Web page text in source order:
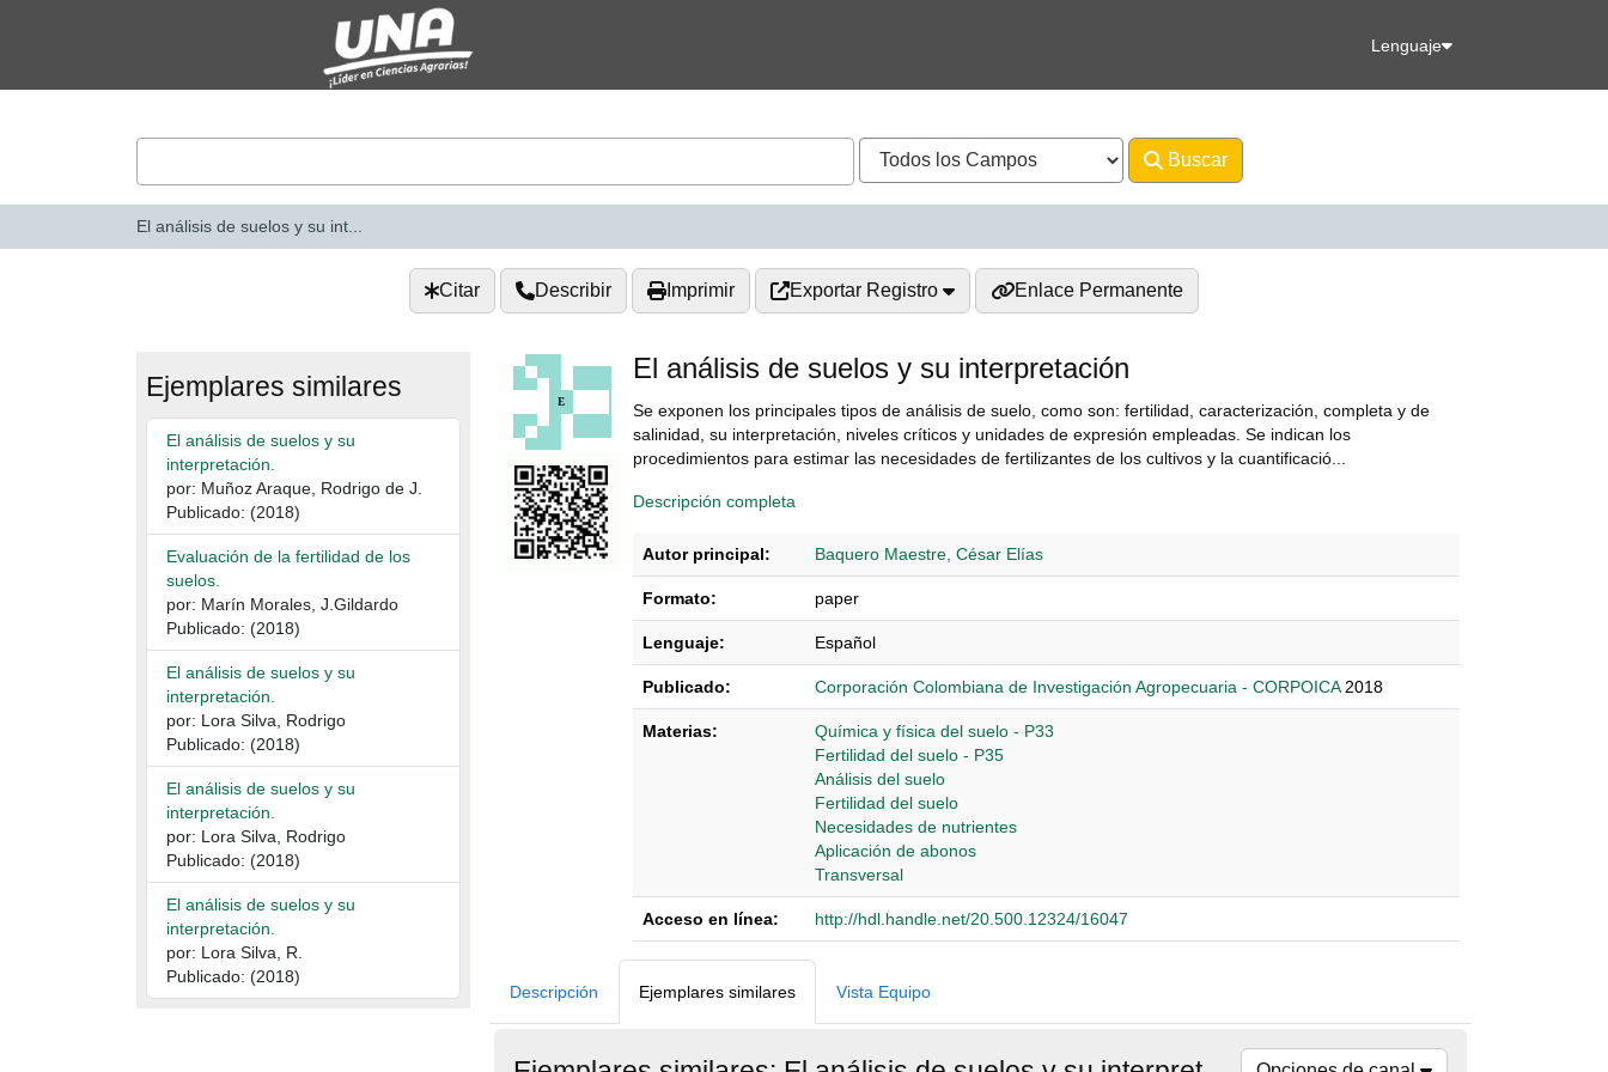
Lenguaje
Buscar
El análisis de suelos y su int...
Citar Describir Imprimir Exportar Registro Enlace Permanente
El análisis de suelos y su interpretación
Se exponen los principales tipos de análisis de suelo, como son: fertilidad, caracterización, completa y de
salinidad, su interpretación, niveles críticos y unidades de expresión empleadas. Se indican los
procedimientos para estimar las necesidades de fertilizantes de los cultivos y la cuantificació...
Descripción completa
Autor principal: Baquero Maestre, César Elías
Formato: paper
Lenguaje: Español
Publicado: Corporación Colombiana de Investigación Agropecuaria - CORPOICA 2018
Materias:
Química y física del suelo - P33
Fertilidad del suelo - P35
Análisis del suelo
Fertilidad del suelo
Necesidades de nutrientes
Aplicación de abonos
Transversal
Acceso en línea: http://hdl.handle.net/20.500.12324/16047
Descripción Ejemplares similares Vista Equipo
Ejemplares similares
El análisis de suelos y su
interpretación.
por: Muñoz Araque, Rodrigo de J.
Publicado: (2018)
Evaluación de la fertilidad de los
suelos.
por: Marín Morales, J.Gildardo
Publicado: (2018)
El análisis de suelos y su
interpretación.
por: Lora Silva, Rodrigo
Publicado: (2018)
El análisis de suelos y su
interpretación.
por: Lora Silva, Rodrigo
Publicado: (2018)
El análisis de suelos y su
interpretación.
por: Lora Silva, R.
Publicado: (2018)